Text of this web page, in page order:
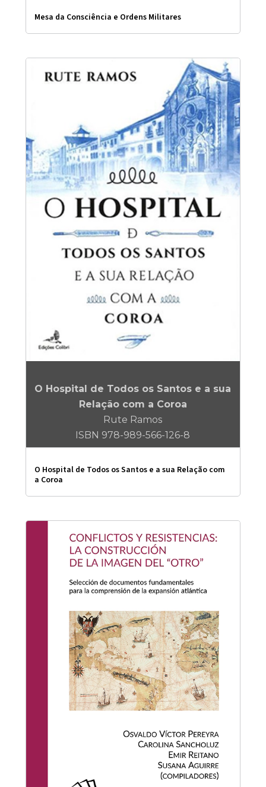
Mesa da Consciência e Ordens Militares
O Hospital de Todos os Santos e a sua
Relação com a Coroa
Rute Ramos
ISBN 978-989-566-126-8
O Hospital de Todos os Santos e a sua Relação com
a Coroa